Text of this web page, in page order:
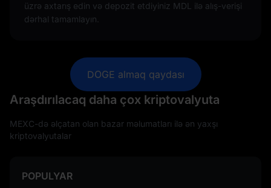
üzrə axtarış edin və depozit etdiyiniz MDL ilə alış-verişi
dərhal tamamlayın.
DOGE almaq qaydası
Araşdırılacaq daha çox kriptovalyuta
MEXC-də əlçatan olan bazar məlumatları ilə ən yaxşı
kriptovalyutalar
POPULYAR